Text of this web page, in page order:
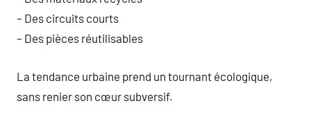
– Des circuits courts
– Des pièces réutilisables
La tendance urbaine prend un tournant écologique,
sans renier son cœur subversif.